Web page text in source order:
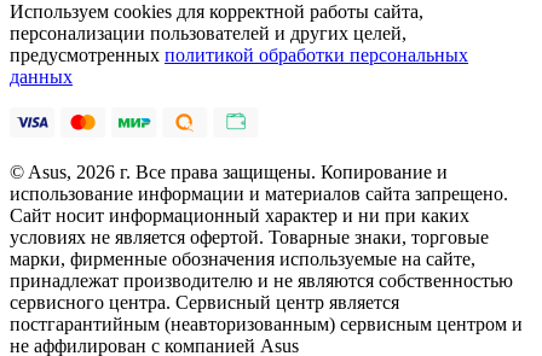
Используем cookies для корректной работы сайта,
персонализации пользователей и других целей,
предусмотренных политикой обработки персональных
данных
© Asus, 2026 г. Все права защищены. Копирование и
использование информации и материалов сайта запрещено.
Сайт носит информационный характер и ни при каких
условиях не является офертой. Товарные знаки, торговые
марки, фирменные обозначения используемые на сайте,
принадлежат производителю и не являются собственностью
сервисного центра. Сервисный центр является
постгарантийным (неавторизованным) сервисным центром и
не аффилирован с компанией Asus